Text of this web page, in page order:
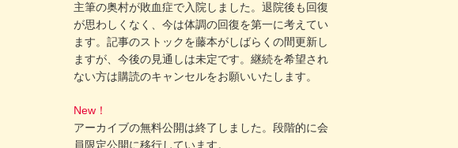
主筆の奥村が敗血症で入院しました。退院後も回復
が思わしくなく、今は体調の回復を第一に考えてい
ます。記事のストックを藤本がしばらくの間更新し
ますが、今後の見通しは未定です。継続を希望され
ない方は購読のキャンセルをお願いいたします。
New！
アーカイブの無料公開は終了しました。段階的に会
員限定公開に移行しています。